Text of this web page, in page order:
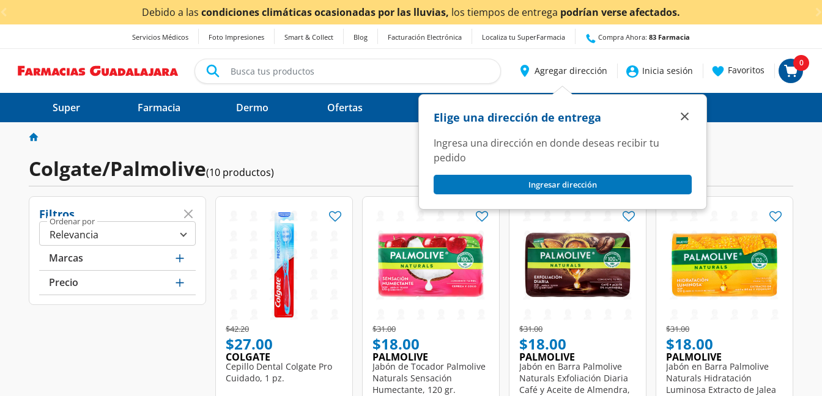
< div class="carousel-inner"> ¡Ahora también en Aguascalientes!Daclic aquípara conocer detalles.
Servicios Médicos Foto Impresiones Smart & Collect Blog Facturación Electrónica Localiza tu SuperFarmacia Compra Ahora: 83 Farmacia
Agregar dirección
Elige una dirección de entrega
Ingresa una dirección en donde deseas recibir tu
pedido
Ingresar dirección
×
Inicia sesión Favoritos
0
Super Farmacia Dermo Ofertas
Colgate/Palmolive(10 productos)
Filtros
Ordenar por
Marcas
Precio
Price reduced from
$42.20to
$27.00
COLGATE
Cepillo Dental Colgate Pro
Cuidado, 1 pz.
Price reduced from
$31.00to
$18.00
PALMOLIVE
Jabón de Tocador Palmolive
Naturals Sensación
Humectante, 120 gr.
Price reduced from
$31.00to
$18.00
PALMOLIVE
Jabón en Barra Palmolive
Naturals Exfoliación Diaria
Café y Aceite de Almendra,
Price reduced from
$31.00to
$18.00
PALMOLIVE
Jabón en Barra Palmolive
Naturals Hidratación
Luminosa Extracto de Jalea